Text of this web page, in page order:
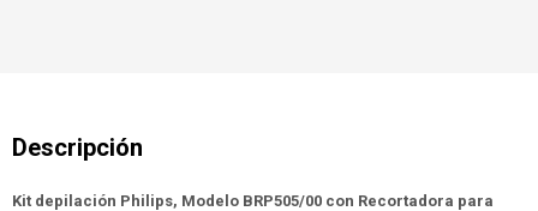
Kit depilación Philips, Modelo BRP505/00 con Recortadora para